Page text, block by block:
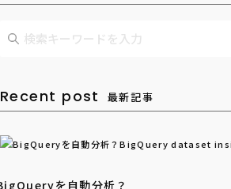
Recent post 最新記事
を自動分析？